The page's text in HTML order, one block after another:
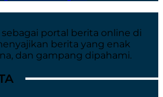
portal berita online di
berita yang enak
dan gampang dipahami.